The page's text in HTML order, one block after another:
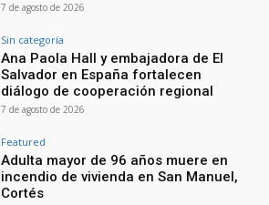
7 de agosto de 2026
Sin categoría
Ana Paola Hall y embajadora de El
Salvador en España fortalecen
diálogo de cooperación regional
7 de agosto de 2026
Featured
Adulta mayor de 96 años muere en
incendio de vivienda en San Manuel,
Cortés